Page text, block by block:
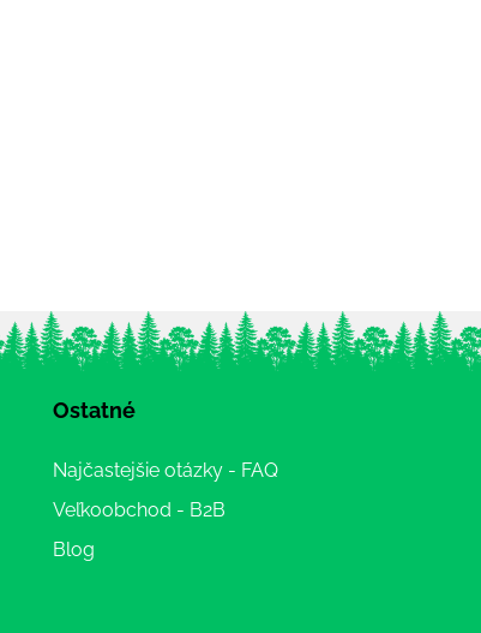
Ostatné
Najčastejšie otázky - FAQ
Veľkoobchod - B2B
Blog